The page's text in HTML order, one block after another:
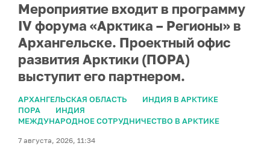
Мероприятие входит в программу
IV форума «Арктика – Регионы» в
Архангельске. Проектный офис
развития Арктики (ПОРА)
выступит его партнером.
АРХАНГЕЛЬСКАЯ ОБЛАСТЬ
ИНДИЯ В АРКТИКЕ
ПОРА
ИНДИЯ
МЕЖДУНАРОДНОЕ СОТРУДНИЧЕСТВО В АРКТИКЕ
7 августа, 2026, 11:34